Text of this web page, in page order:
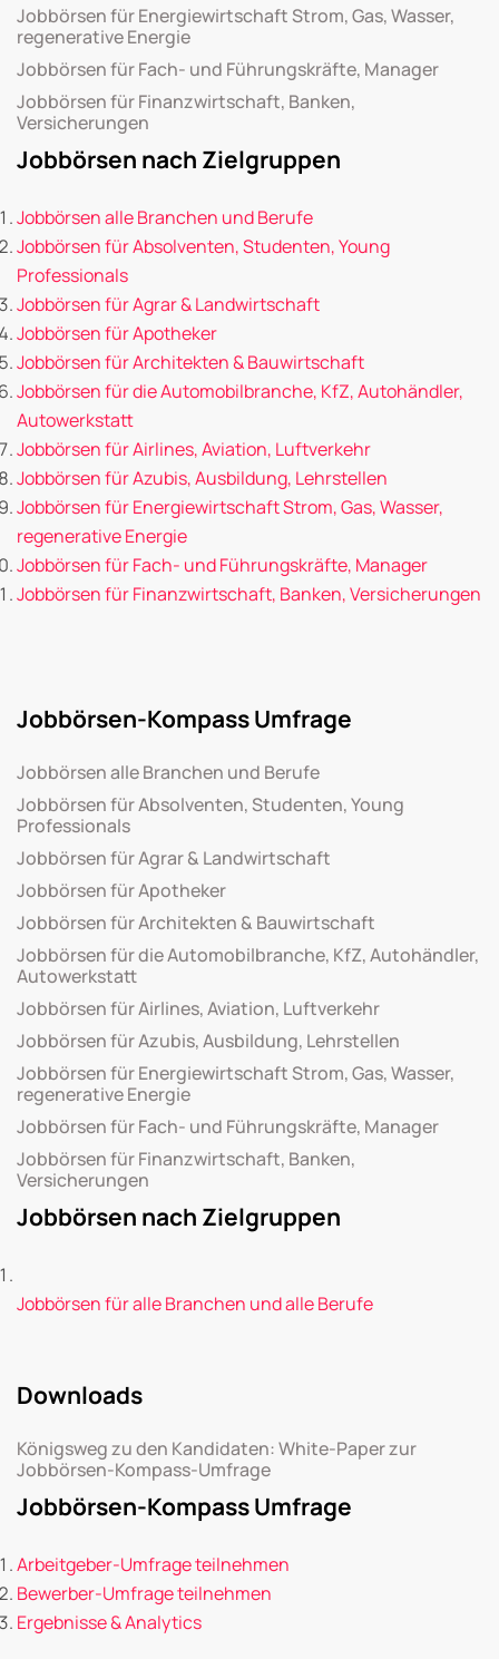
Jobbörsen für Energiewirtschaft Strom, Gas, Wasser,
regenerative Energie
Jobbörsen für Fach- und Führungskräfte, Manager
Jobbörsen für Finanzwirtschaft, Banken,
Versicherungen
Jobbörsen nach Zielgruppen
Jobbörsen alle Branchen und Berufe
Jobbörsen für Absolventen, Studenten, Young
Professionals
Jobbörsen für Agrar & Landwirtschaft
Jobbörsen für Apotheker
Jobbörsen für Architekten & Bauwirtschaft
Jobbörsen für die Automobilbranche, KfZ, Autohändler,
Autowerkstatt
Jobbörsen für Airlines, Aviation, Luftverkehr
Jobbörsen für Azubis, Ausbildung, Lehrstellen
Jobbörsen für Energiewirtschaft Strom, Gas, Wasser,
regenerative Energie
Jobbörsen für Fach- und Führungskräfte, Manager
Jobbörsen für Finanzwirtschaft, Banken, Versicherungen
Jobbörsen-Kompass Umfrage
Jobbörsen alle Branchen und Berufe
Jobbörsen für Absolventen, Studenten, Young
Professionals
Jobbörsen für Agrar & Landwirtschaft
Jobbörsen für Apotheker
Jobbörsen für Architekten & Bauwirtschaft
Jobbörsen für die Automobilbranche, KfZ, Autohändler,
Autowerkstatt
Jobbörsen für Airlines, Aviation, Luftverkehr
Jobbörsen für Azubis, Ausbildung, Lehrstellen
Jobbörsen für Energiewirtschaft Strom, Gas, Wasser,
regenerative Energie
Jobbörsen für Fach- und Führungskräfte, Manager
Jobbörsen für Finanzwirtschaft, Banken,
Versicherungen
Jobbörsen nach Zielgruppen
Jobbörsen für alle Branchen und alle Berufe
Downloads
Königsweg zu den Kandidaten: White-Paper zur
Jobbörsen-Kompass-Umfrage
Jobbörsen-Kompass Umfrage
Arbeitgeber-Umfrage teilnehmen
Bewerber-Umfrage teilnehmen
Ergebnisse & Analytics